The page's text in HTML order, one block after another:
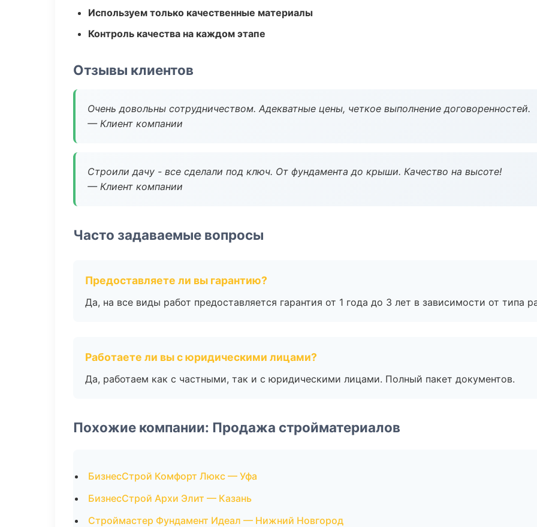
Используем только качественные материалы
Контроль качества на каждом этапе
Отзывы клиентов
Очень довольны сотрудничеством. Адекватные цены, четкое выполнение договоренностей.
— Клиент компании
Строили дачу - все сделали под ключ. От фундамента до крыши. Качество на высоте!
— Клиент компании
Часто задаваемые вопросы
Предоставляете ли вы гарантию?
Да, на все виды работ предоставляется гарантия от 1 года до 3 лет в зависимости от типа
Работаете ли вы с юридическими лицами?
Да, работаем как с частными, так и с юридическими лицами. Полный пакет документов.
Похожие компании: Продажа стройматериалов
БизнесСтрой Комфорт Люкс — Уфа
БизнесСтрой Архи Элит — Казань
Строймастер Фундамент Идеал — Нижний Новгород